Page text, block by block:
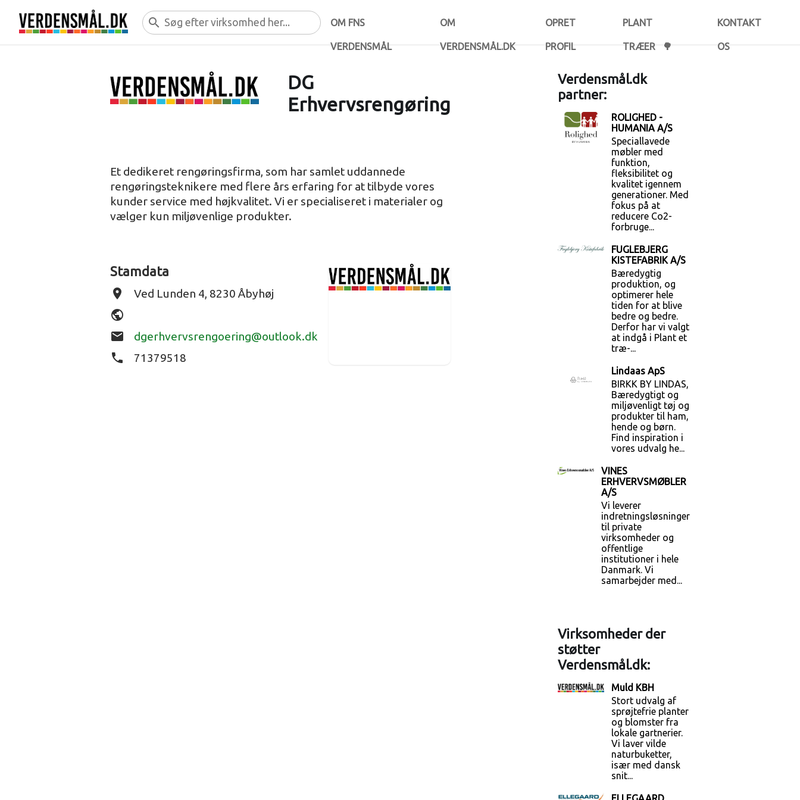
search OM FNS
VERDENSMÅL
OM
VERDENSMÅL.DK
OPRET
PROFIL
PLANT
TRÆER 🌳
KONTAKT
OS
DG
Erhvervsrengøring
Et dedikeret rengøringsfirma, som har samlet uddannede
rengøringsteknikere med flere års erfaring for at tilbyde vores
kunder service med højkvalitet. Vi er specialiseret i materialer og
vælger kun miljøvenlige produkter.
Stamdata
place Ved Lunden 4, 8230 Åbyhøj
public
email
dgerhvervsrengoering@outlook.dk
phone 71379518
Verdensmål.dk
partner:
ROLIGHED -
HUMANIA A/S
Speciallavede
møbler med
funktion,
fleksibilitet og
kvalitet igennem
generationer. Med
fokus på at
reducere Co2-
forbruge...
FUGLEBJERG
KISTEFABRIK A/S
Bæredygtig
produktion, og
optimerer hele
tiden for at blive
bedre og bedre.
Derfor har vi valgt
at indgå i Plant et
træ-...
Lindaas ApS
BIRKK BY LINDAS,
Bæredygtigt og
miljøvenligt tøj og
produkter til ham,
hende og børn.
Find inspiration i
vores udvalg he...
VINES
ERHVERVSMØBLER
A/S
Vi leverer
indretningsløsninger
til private
virksomheder og
offentlige
institutioner i hele
Danmark. Vi
samarbejder med...
Virksomheder der
støtter
Verdensmål.dk:
Muld KBH
Stort udvalg af
sprøjtefrie planter
og blomster fra
lokale gartnerier.
Vi laver vilde
naturbuketter,
især med dansk
snit...